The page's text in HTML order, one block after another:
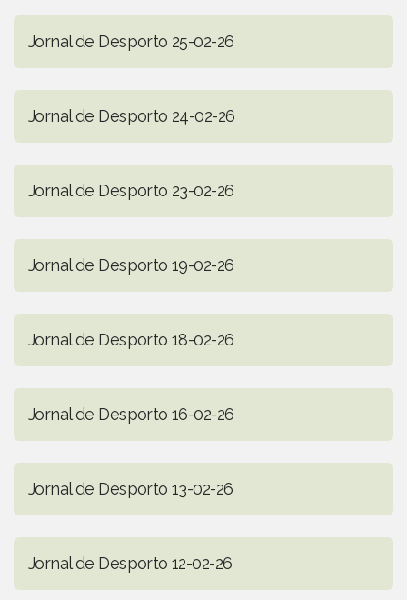
Jornal de Desporto 25-02-26
Jornal de Desporto 24-02-26
Jornal de Desporto 23-02-26
Jornal de Desporto 19-02-26
Jornal de Desporto 18-02-26
Jornal de Desporto 16-02-26
Jornal de Desporto 13-02-26
Jornal de Desporto 12-02-26